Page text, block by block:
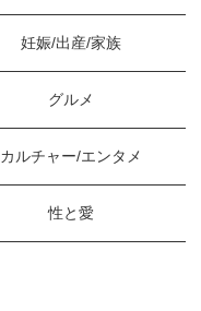
妊娠/出産/家族
グルメ
カルチャー/エンタメ
性と愛